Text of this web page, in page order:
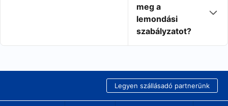
meg a
lemondási
szabályzatot?
Legyen szállásadó partnerünk